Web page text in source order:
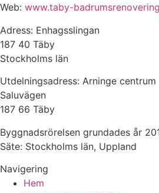
Web: www.taby-
Adress: Enhagsslingan
187 40 Täby
Stockholms län
Utdelningsadress: Arninge centrum
Saluvägen
187 66 Täby
Byggnadsrörelsen grundades år
Säte: Stockholms län, Uppland
Navigering
Hem